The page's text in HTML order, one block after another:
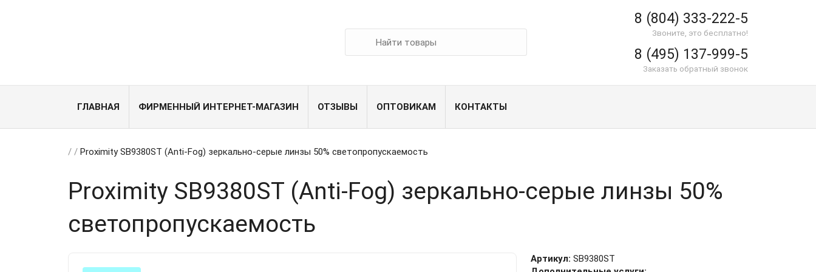
8 (804) 333-222-5
Звоните, это бесплатно!
8 (495) 137-999-5
Заказать обратный звонок
ГЛАВНАЯ ФИРМЕННЫЙ ИНТЕРНЕТ-МАГАЗИН ОТЗЫВЫ ОПТОВИКАМ КОНТАКТЫ
/ / Proximity SB9380ST (Anti-Fog) зеркально-серые линзы 50% светопропускаемость
Proximity SB9380ST (Anti-Fog) зеркально-серые линзы 50%
светопропускаемость
Артикул: SB9380ST